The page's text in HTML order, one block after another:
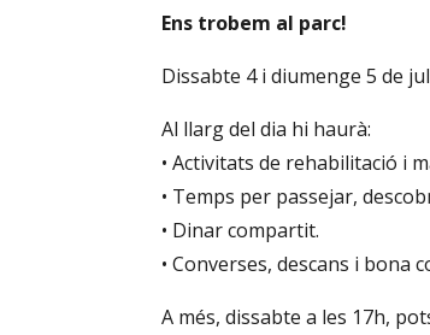
Ens trobem al parc!
Dissabte 4 i diumenge 5 de
Al llarg del dia hi haurà:
• Activitats de rehabilitació i
• Temps per passejar,
• Dinar compartit.
• Converses, descans i bona
A més, dissabte a les 17h,